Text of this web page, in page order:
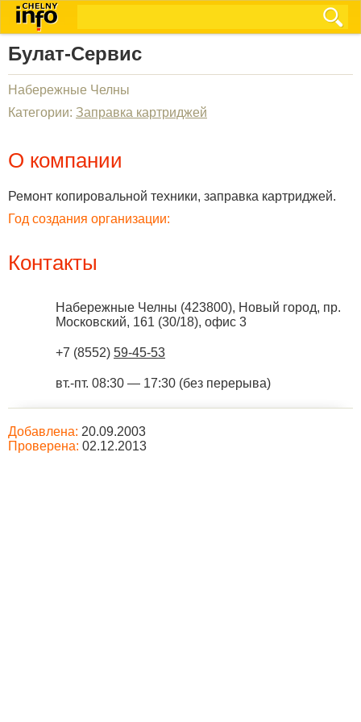
Булат-Сервис
Набережные Челны
Категории: Заправка картриджей
О компании
Ремонт копировальной техники, заправка картриджей.
Год создания организации:
Контакты
Набережные Челны (423800), Новый город, пр.
Московский, 161 (30/18), офис 3
+7 (8552) 59-45-53
вт.-пт. 08:30 — 17:30 (без перерыва)
Добавлена: 20.09.2003
Проверена: 02.12.2013